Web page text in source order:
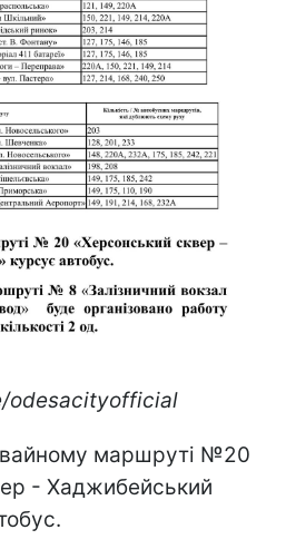
odesacityofficial
маршруті №20
- Хаджибейський